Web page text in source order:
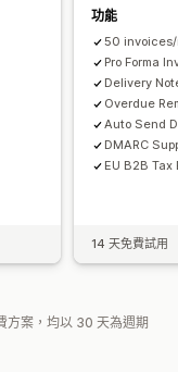
功能
50 invoices/
Pro Forma
Delivery
Overdue
Auto Send
DMARC
EU B2B Tax
14 天免費試用
方案，均以 30 天為週期